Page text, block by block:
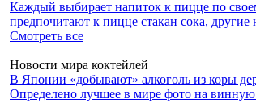
Каждый выбирает напиток к пицце по
предпочитают к пицце стакан сока, другие
Смотреть все
Новости мира коктейлей
В Японии «добывают» алкоголь из коры
Определено лучшее в мире фото на